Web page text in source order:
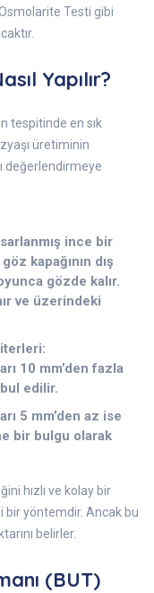
Osmolarite Testi gibi
Yapılır?
tespitinde en sık
üretiminin
değerlendirmeye
ince bir
kapağının dış
gözde kalır.
ve üzerindeki
10 mm’den fazla
edilir.
5 mm’den az ise
bir bulgu olarak
hızlı ve kolay bir
bir yöntemdir. Ancak bu
belirler.
(BUT)